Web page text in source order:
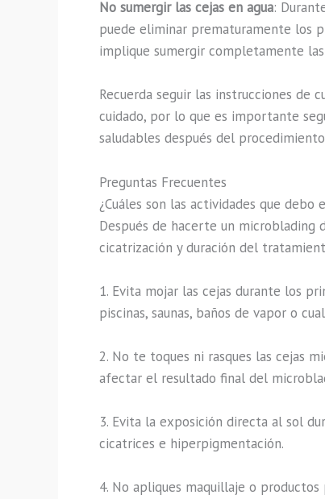
No sumergir las cejas en agua:
puede eliminar prematuramente los
implique sumergir completamente las
Recuerda seguir las instrucciones de
cuidado, por lo que es importante
saludables después del
Preguntas Frecuentes
¿Cuáles son las actividades que
Después de hacerte un
cicatrización y duración del
1. Evita mojar las cejas durante los
piscinas, saunas, baños de vapor o
2. No te toques ni rasques las cejas
afectar el resultado final del
3. Evita la exposición directa al sol
cicatrices e hiperpigmentación.
4. No apliques maquillaje o